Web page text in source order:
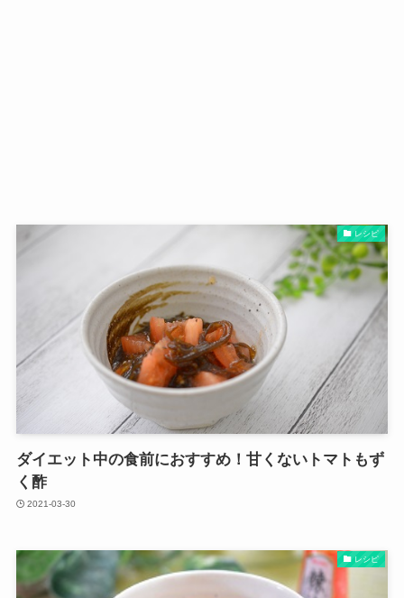
レシピ
ダイエット中の食前におすすめ！甘くないトマトもず
く酢
2021-03-30
レシピ